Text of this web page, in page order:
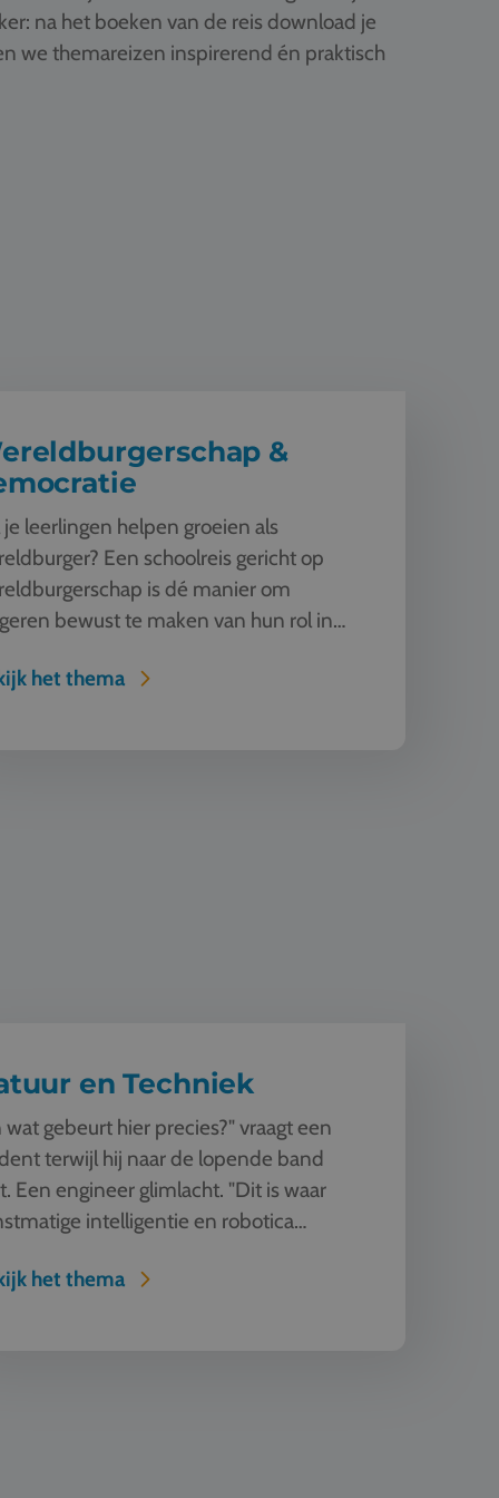
na het boeken van de reis download je
we themareizen inspirerend én praktisch
&
leerlingen helpen groeien als
Een schoolreis gericht op
is dé manier om
bewust te maken van hun rol in
het thema
en Techniek
wat gebeurt hier precies?" vraagt een
terwijl hij naar de lopende band
Een engineer glimlacht. "Dit is waar
intelligentie en robotica
het thema